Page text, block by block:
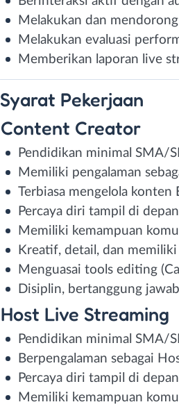
Melakukan dan
Melakukan evaluasi
Memberikan laporan live
Syarat Pekerjaan
Content Creator
Pendidikan minimal SMA/
Memiliki pengalaman
Terbiasa mengelola konten
Percaya diri tampil di
Memiliki kemampuan
Kreatif, detail, dan
Menguasai tools editing
Disiplin, bertanggung
Host Live Streaming
Pendidikan minimal SMA/
Berpengalaman sebagai
Percaya diri tampil di
Memiliki kemampuan